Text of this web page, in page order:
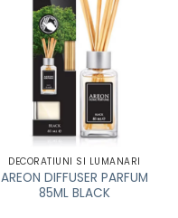
DECORATIUNI SI LUMANARI
AREON DIFFUSER PARFUM
85ML BLACK